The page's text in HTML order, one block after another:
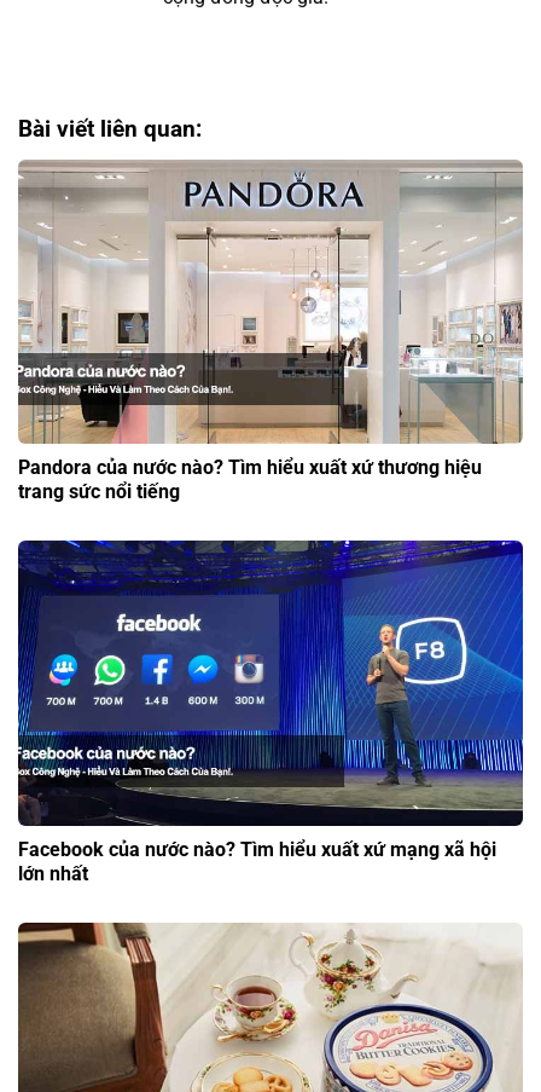
Bài viết liên quan:
Pandora của nước nào? Tìm hiểu xuất xứ thương hiệu
trang sức nổi tiếng
Facebook của nước nào? Tìm hiểu xuất xứ mạng xã hội
lớn nhất